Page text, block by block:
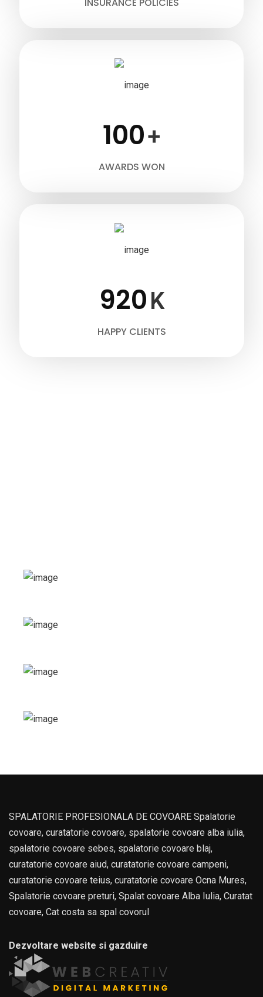
100+
AWARDS WON
920K
HAPPY CLIENTS
SPALATORIE PROFESIONALA DE COVOARE Spalatorie
covoare, curatatorie covoare, spalatorie covoare alba iulia,
spalatorie covoare sebes, spalatorie covoare blaj,
curatatorie covoare aiud, curatatorie covoare campeni,
curatatorie covoare teius, curatatorie covoare Ocna Mures,
Spalatorie covoare preturi, Spalat covoare Alba Iulia, Curatat
covoare, Cat costa sa spal covorul
Dezvoltare website si gazduire